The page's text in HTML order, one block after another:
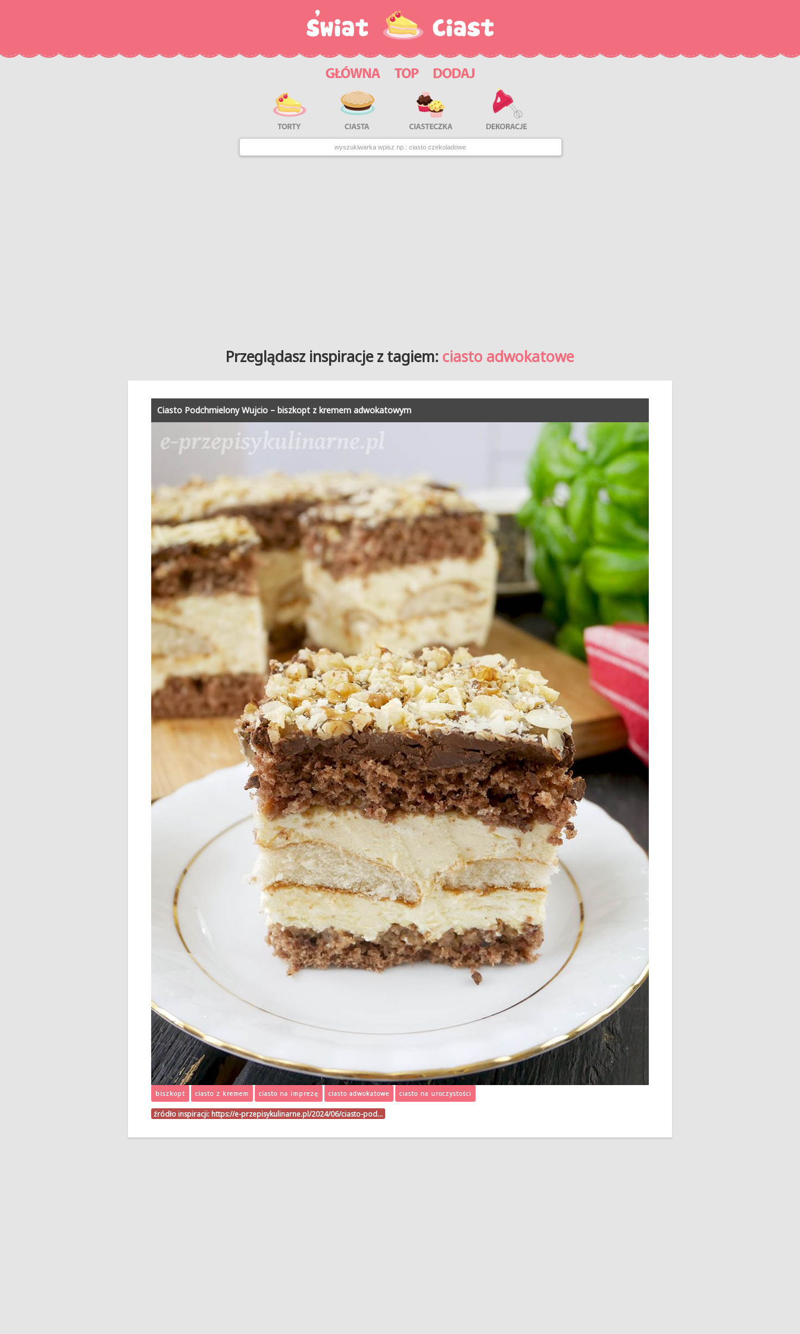
Przeglądasz inspiracje z tagiem: ciasto adwokatowe
Ciasto Podchmielony Wujcio – biszkopt z kremem adwokatowym
biszkopt ciasto z kremem ciasto na imprezę ciasto adwokatowe ciasto na uroczystości
źródło inspiracji: https://e-przepisykulinarne.pl/2024/06/ciasto-pod…